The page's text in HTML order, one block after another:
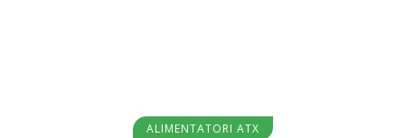
Aggiungi al carrello
ALIMENTATORI ATX